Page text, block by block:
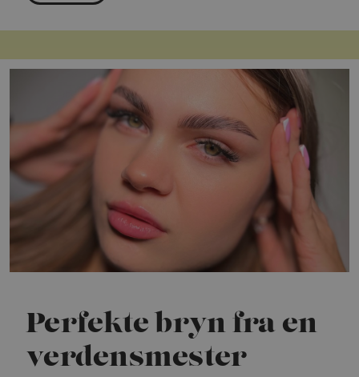
Perfekte bryn fra en
verdensmester